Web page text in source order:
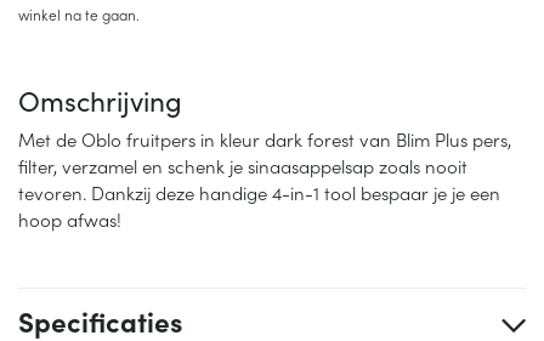
winkel na te gaan.
Omschrijving
Met de Oblo fruitpers in kleur dark forest van Blim Plus pers,
filter, verzamel en schenk je sinaasappelsap zoals nooit
tevoren. Dankzij deze handige 4-in-1 tool bespaar je je een
hoop afwas!
Specificaties